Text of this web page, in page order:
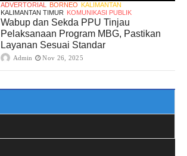
ADVERTORIAL BORNEO KALIMANTAN
KALIMANTAN TIMUR KOMUNIKASI PUBLIK
Wabup dan Sekda PPU Tinjau
Pelaksanaan Program MBG, Pastikan
Layanan Sesuai Standar
Admin Nov 26, 2025